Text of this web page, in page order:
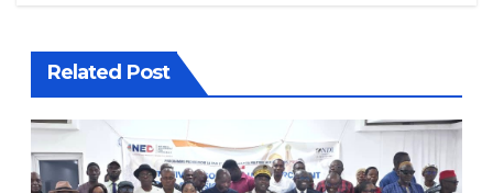
Related Post